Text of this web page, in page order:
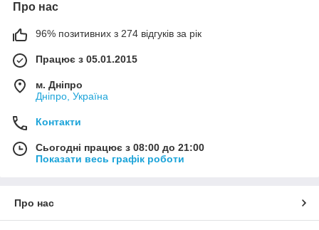
Про нас
96% позитивних з 274 відгуків за рік
Працює з 05.01.2015
м. Дніпро
Дніпро, Україна
Контакти
Сьогодні працює з 08:00 до 21:00
Показати весь графік роботи
Про нас